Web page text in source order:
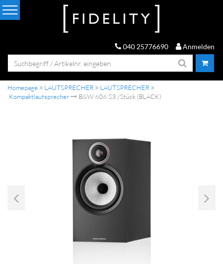
040 25776690 Anmelden
Homepage LAUTSPRECHER
LAUTSPRECHER
Kompaktlautsprecher
B&W 606 S3 /Stück (BLACK)